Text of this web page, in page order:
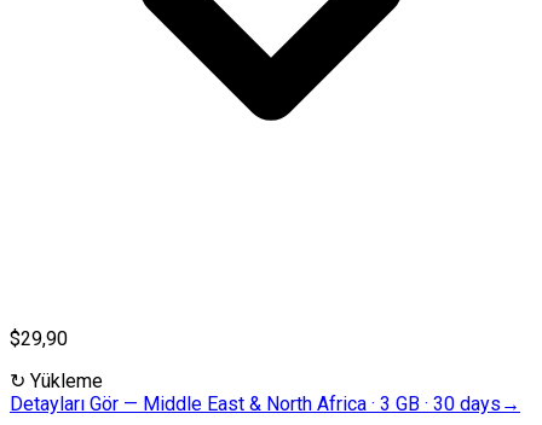
$29,90
↻ Yükleme
Detayları Gör — Middle East & North Africa · 3 GB · 30 days →